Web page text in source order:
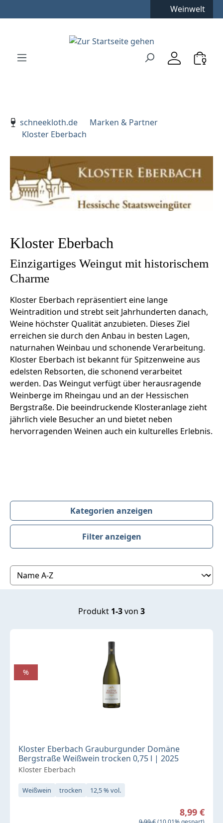
Zur Hauptnavigation springen
Weinwelt
schneekloth.de
Marken & Partner
Kloster Eberbach
Kloster Eberbach
Einzigartiges Weingut mit historischem
Charme
Kloster Eberbach repräsentiert eine lange
Weintradition und strebt seit Jahrhunderten danach,
Weine höchster Qualität anzubieten. Dieses Ziel
erreichen sie durch den Anbau in besten Lagen,
naturnahen Weinbau und schonende Verarbeitung.
Kloster Eberbach ist bekannt für Spitzenweine aus
edelsten Rebsorten, die schonend verarbeitet
werden. Das Weingut verfügt über herausragende
Weinberge im Rheingau und an der Hessischen
Bergstraße. Die beeindruckende Klosteranlage zieht
jährlich viele Besucher an und bietet neben
hervorragenden Weinen auch ein kulturelles Erlebnis.
Kategorien anzeigen
Filter anzeigen
Produktübersicht
Produkt 1-3von 3
Kloster Eberbach Grauburgunder Domäne
Bergstraße Weißwein trocken 0,75 l | 2025
Kloster Eberbach
Weißwein trocken 12,5 % vol.
Verkaufspreis:
8,99 €
%